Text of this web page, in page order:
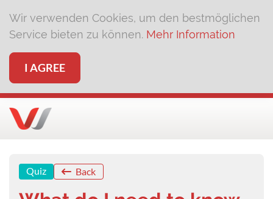
Wir verwenden Cookies, um den bestmöglichen
Service bieten zu können. Mehr Information
I AGREE
Quiz Back